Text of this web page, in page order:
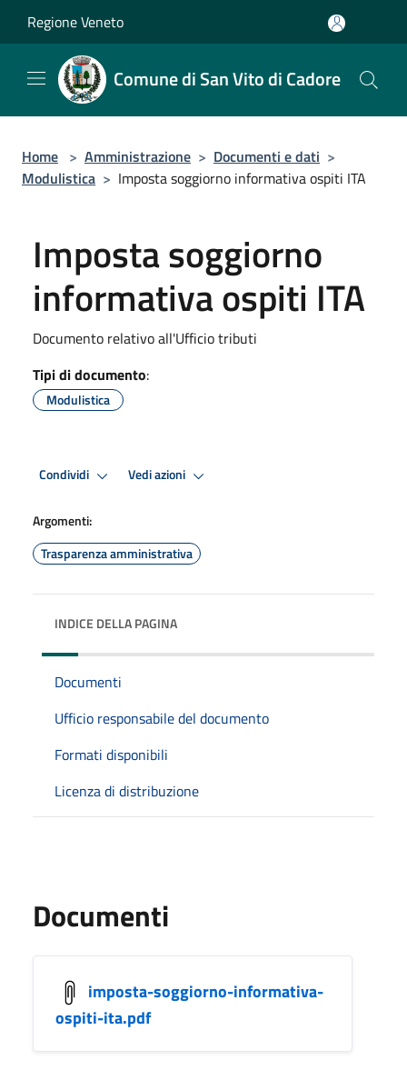
Regione Veneto
Comune di San Vito di Cadore
Home > Amministrazione > Documenti e dati >
Modulistica > Imposta soggiorno informativa ospiti ITA
Imposta soggiorno
informativa ospiti ITA
Documento relativo all'Ufficio tributi
Tipi di documento:
Modulistica
Condividi Vedi azioni
Argomenti:
Trasparenza amministrativa
INDICE DELLA PAGINA
Documenti
Ufficio responsabile del documento
Formati disponibili
Licenza di distribuzione
Documenti
imposta-soggiorno-informativa-
ospiti-ita.pdf